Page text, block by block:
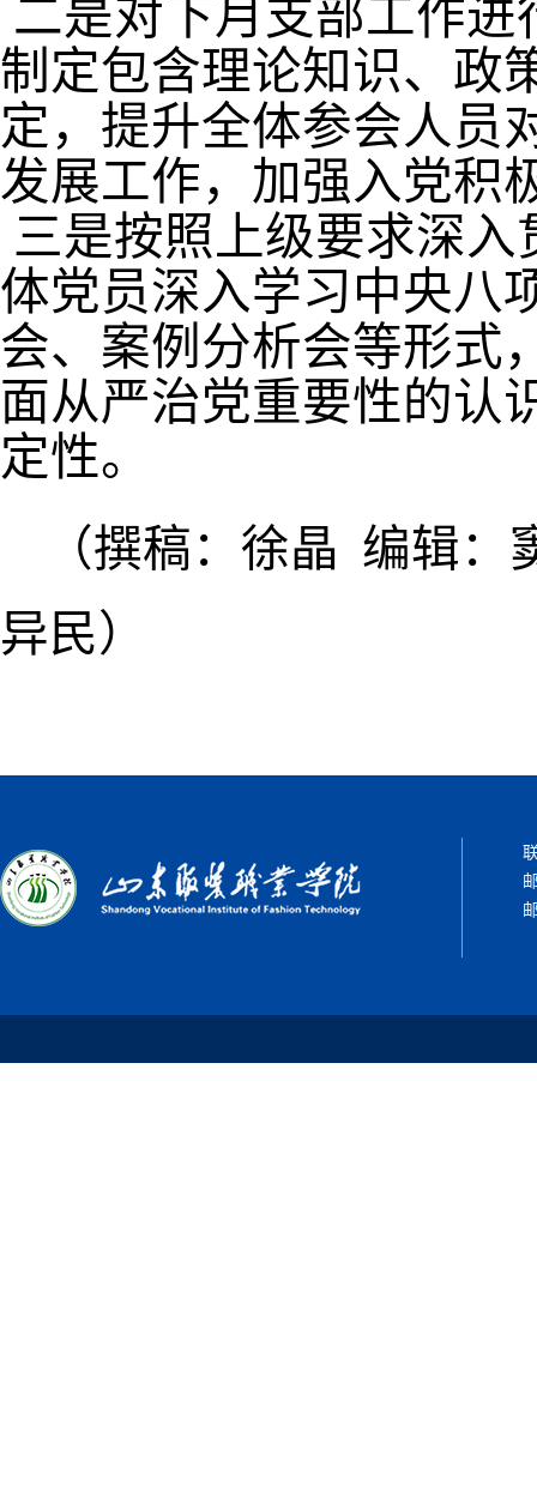
二是对下月支部工作
制定包含理论知识、政
定，提升全体参会人员
发展工作，加强入党积
三是按照上级要求深
体党员深入学习中央八
会、案例分析会等形式
面从严治党重要性的认
定性。
（撰稿：徐晶 编辑：
异民）